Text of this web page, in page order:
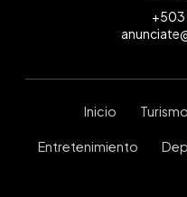
+503
Inicio Turismo
Entretenimiento